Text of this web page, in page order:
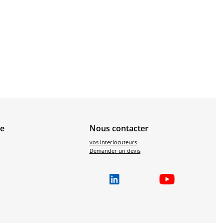
Nous contacter
vos interlocuteurs
Demander un devis